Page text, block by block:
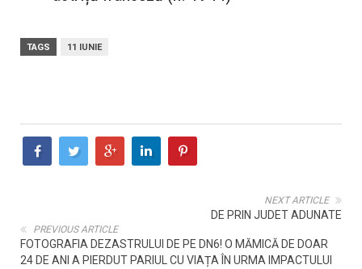
TAGS 11 IUNIE
NEXT ARTICLE
DE PRIN JUDET ADUNATE
PREVIOUS ARTICLE
FOTOGRAFIA DEZASTRULUI DE PE DN6! O MĂMICĂ DE DOAR
24 DE ANI A PIERDUT PARIUL CU VIAȚA ÎN URMA IMPACTULUI